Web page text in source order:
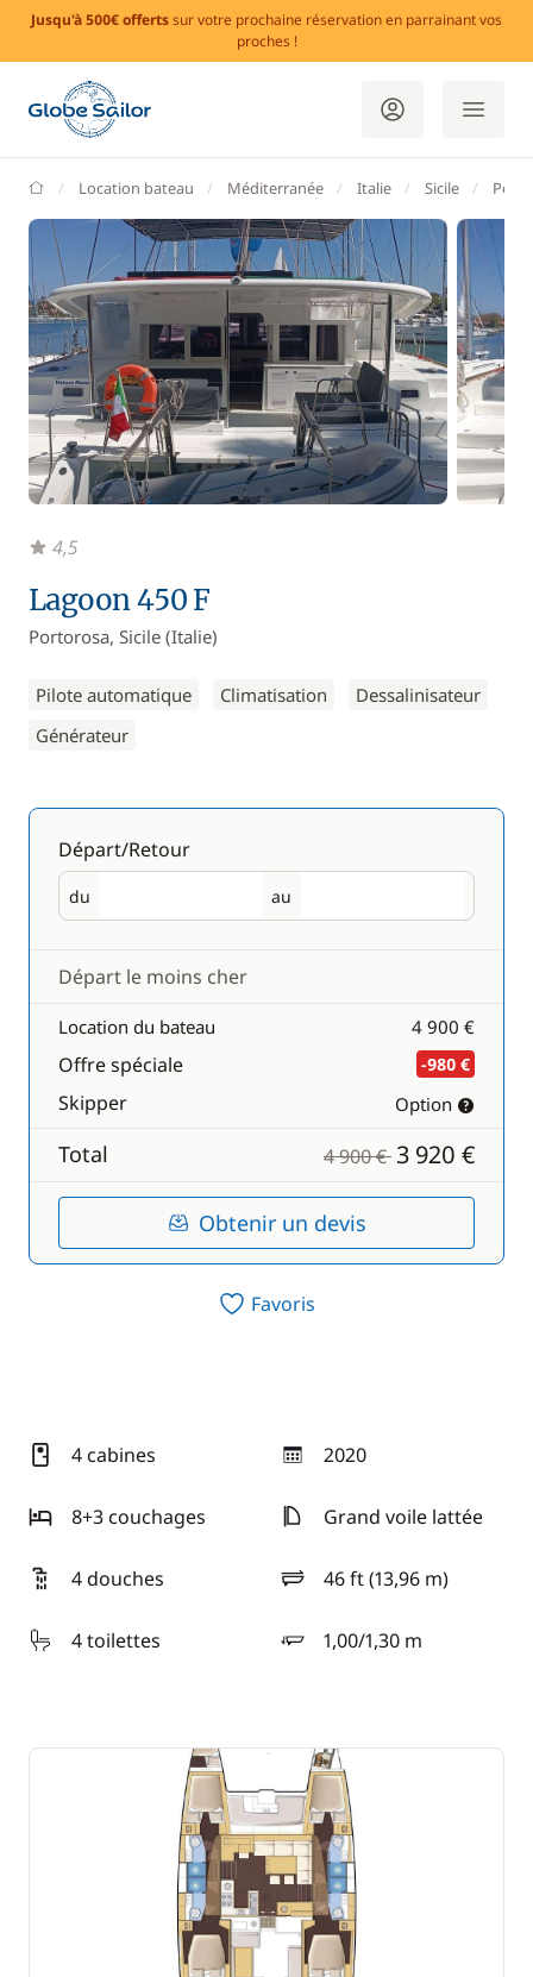
Jusqu'à 500€ offertssur votre prochaine réservation en parrainant vos
proches !
GlobeSailor
Location bateau Méditerranée Italie Sicile
Lagoon 450 F
Portorosa, Sicile (Italie)
Pilote automatique Climatisation
Dessalinisateur
Générateur
4,5
Départ/Retour
du
Départ au
Retour
Départ le moins cher
Location du bateau 4 900 €
Offre spéciale -980 €
Skipper Option
Total 4 900 € 3 920 €
Obtenir un devis
Favoris
4 cabines 2020
année
8+3 couchages
Grand voile lattée
4 douches 46 ft (13,96 m)
longueur
4 toilettes
1,00/1,30 m
tirant d'eau